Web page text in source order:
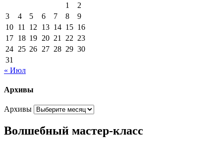
1
2
3
4 5 6 7 8
9
10 11 12 13 14 15 16
17 18 19 20 21 22 23
24 25 26 27 28 29 30
31
« Июл
Архивы
Архивы
Волшебный мастер-класс